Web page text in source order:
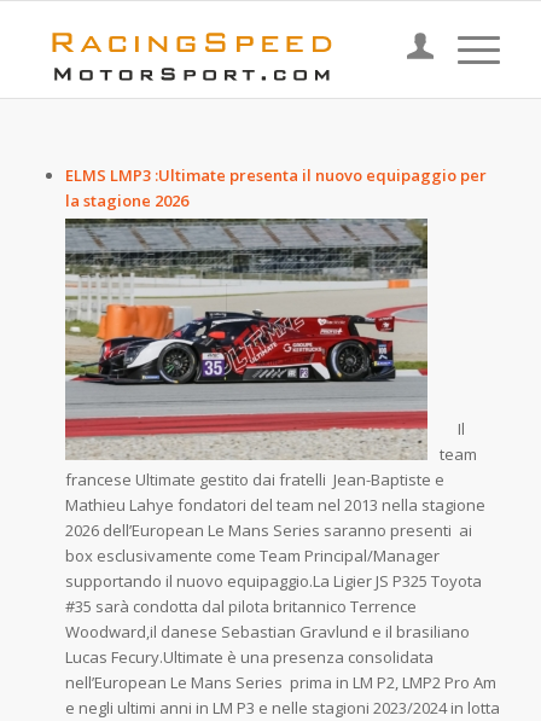
ELMS LMP3 :Ultimate presenta il nuovo equipaggio per
la stagione 2026
Il
team
francese Ultimate gestito dai fratelli Jean-Baptiste e
Mathieu Lahye fondatori del team nel 2013 nella stagione
2026 dell’European Le Mans Series saranno presenti ai
box esclusivamente come Team Principal/Manager
supportando il nuovo equipaggio.La Ligier JS P325 Toyota
#35 sarà condotta dal pilota britannico Terrence
Woodward,il danese Sebastian Gravlund e il brasiliano
Lucas Fecury.Ultimate è una presenza consolidata
nell’European Le Mans Series prima in LM P2, LMP2 Pro Am
e negli ultimi anni in LM P3 e nelle stagioni 2023/2024 in lotta